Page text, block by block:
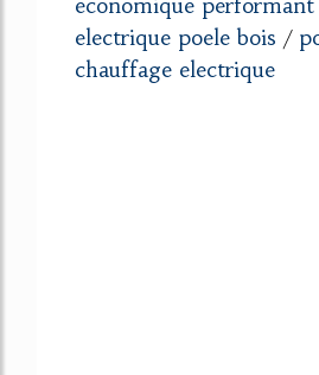
electrique poele bois /
chauffage electrique